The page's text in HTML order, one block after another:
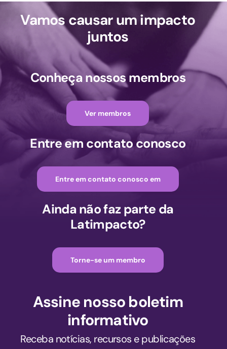
Vamos causar um impacto
juntos
Conheça nossos membros
Ver membros
Entre em contato conosco
Entre em contato conosco em
Ainda não faz parte da
Latimpacto?
Torne-se um membro
Assine nosso boletim
informativo
Receba notícias, recursos e publicações